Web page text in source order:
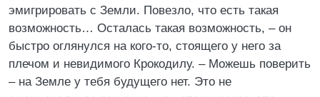
эмигрировать с Земли. Повезло, что есть такая
возможность… Осталась такая возможность, – он
быстро оглянулся на кого-то, стоящего у него за
плечом и невидимого Крокодилу. – Можешь поверить
– на Земле у тебя будущего нет. Это не